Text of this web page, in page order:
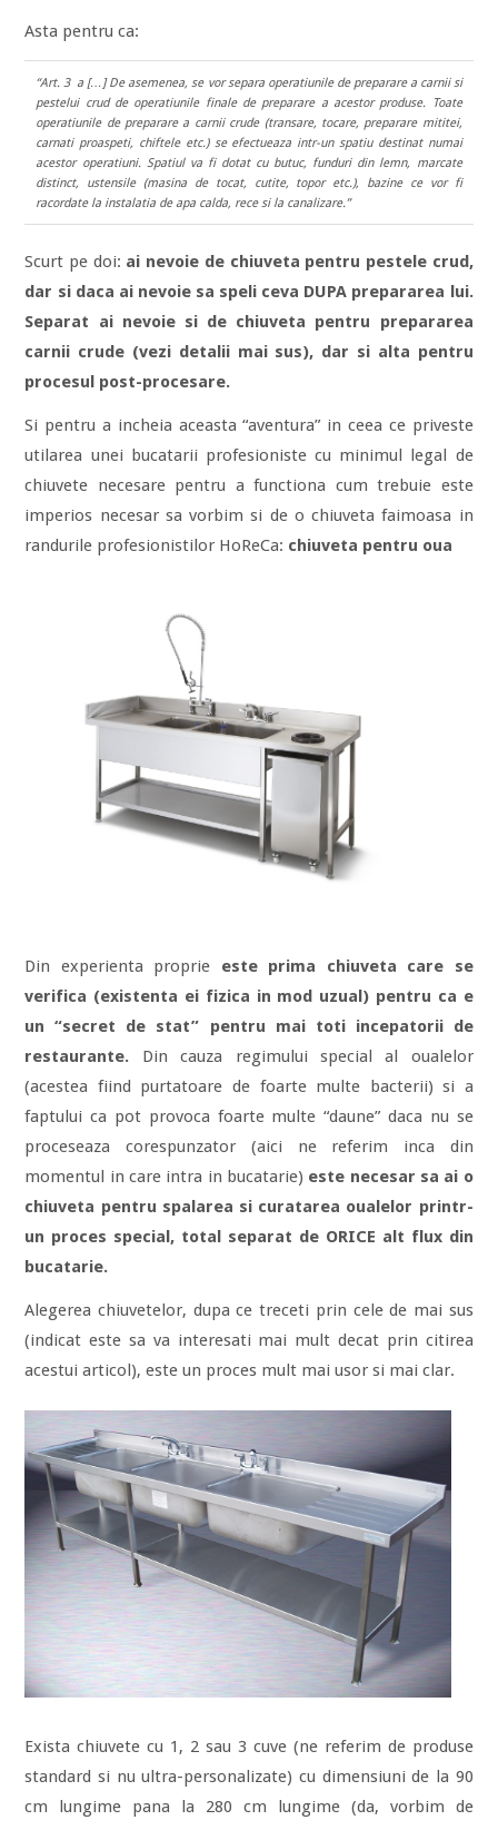
Asta pentru ca:
“Art. 3 a […] De asemenea, se vor separa operatiunile de preparare a carnii si
pestelui crud de operatiunile finale de preparare a acestor produse. Toate
operatiunile de preparare a carnii crude (transare, tocare, preparare mititei,
carnati proaspeti, chiftele etc.) se efectueaza intr-un spatiu destinat numai
acestor operatiuni. Spatiul va fi dotat cu butuc, funduri din lemn, marcate
distinct, ustensile (masina de tocat, cutite, topor etc.), bazine ce vor fi
racordate la instalatia de apa calda, rece si la canalizare.”
Scurt pe doi: ai nevoie de chiuveta pentru pestele crud,
dar si daca ai nevoie sa speli ceva DUPA prepararea lui.
Separat ai nevoie si de chiuveta pentru prepararea
carnii crude (vezi detalii mai sus), dar si alta pentru
procesul post-procesare.
Si pentru a incheia aceasta “aventura” in ceea ce priveste
utilarea unei bucatarii profesioniste cu minimul legal de
chiuvete necesare pentru a functiona cum trebuie este
imperios necesar sa vorbim si de o chiuveta faimoasa in
randurile profesionistilor HoReCa: chiuveta pentru oua
Din experienta proprie este prima chiuveta care se
verifica (existenta ei fizica in mod uzual) pentru ca e
un “secret de stat” pentru mai toti incepatorii de
restaurante. Din cauza regimului special al oualelor
(acestea fiind purtatoare de foarte multe bacterii) si a
faptului ca pot provoca foarte multe “daune” daca nu se
proceseaza corespunzator (aici ne referim inca din
momentul in care intra in bucatarie) este necesar sa ai o
chiuveta pentru spalarea si curatarea oualelor printr-
un proces special, total separat de ORICE alt flux din
bucatarie.
Alegerea chiuvetelor, dupa ce treceti prin cele de mai sus
(indicat este sa va interesati mai mult decat prin citirea
acestui articol), este un proces mult mai usor si mai clar.
Exista chiuvete cu 1, 2 sau 3 cuve (ne referim de produse
standard si nu ultra-personalizate) cu dimensiuni de la 90
cm lungime pana la 280 cm lungime (da, vorbim de